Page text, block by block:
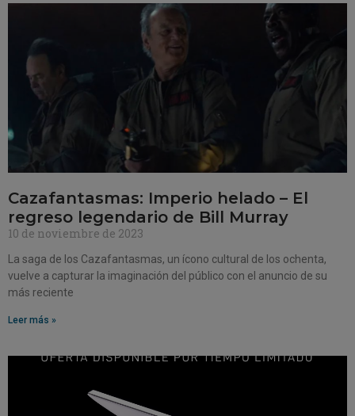
Cazafantasmas: Imperio helado – El
regreso legendario de Bill Murray
10 de noviembre de 2023
La saga de los Cazafantasmas, un ícono cultural de los ochenta,
vuelve a capturar la imaginación del público con el anuncio de su
más reciente
Leer más »